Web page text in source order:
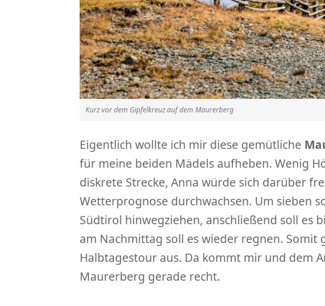
Kurz vor dem Gipfelkreuz auf dem Maurerberg
Eigentlich wollte ich mir diese gemütliche
für meine beiden Mädels aufheben. Wenig
diskrete Strecke, Anna würde sich darüber
Wetterprognose durchwachsen. Um sieben
Südtirol hinwegziehen, anschließend soll es
am Nachmittag soll es wieder regnen. Somit
Halbtagestour aus. Da kommt mir und dem
Maurerberg gerade recht.